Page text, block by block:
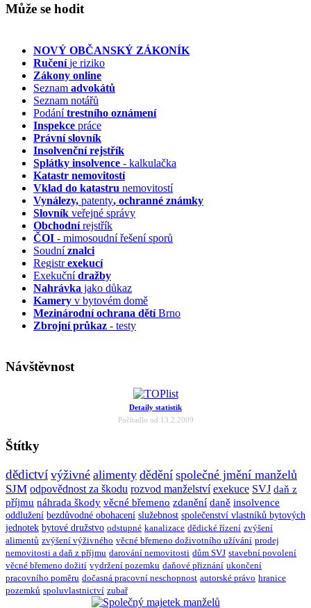
Může se hodit
NOVÝ OBČANSKÝ ZÁKONÍK
Ručeníje riziko
Zákony online
Seznam advokátů
Seznam notářů
Podánítrestního oznámení
Inspekce práce
Právní slovník
Insolvenčnírejstřík
Splátky insolvence - kalkulačka
Katastr nemovitostí
Vklad do katastru nemovitostí
Vynálezy, patenty, ochranné známky
Slovník veřejné správy
Obchodnírejstřík
ČOI - mimosoudní řešení sporů
Soudníznalci
Registrexekucí
Exekučnídražby
Nahrávka jako důkaz
Kamery v bytovém domě
Mezinárodní ochrana dětíBrno
Zbrojní průkaz - testy
Návštěvnost
Detaily statistik
Počítadlo od 13.2.2009
Štítky
dědictví výživné alimenty dědění společné jmění manželů
SJM odpovědnost za škodu rozvod manželství exekuce SVJ daň z
příjmu náhrada škody věcné břemeno zdanění daně insolvence
oddlužení bezdůvodné obohacení služebnost společenství vlastníků bytových
jednotek bytové družstvo odstupné kanalizace dědické řízení zvýšení
alimentů zvýšení výživného věcné břemeno doživotního užívání prodej
nemovitosti a daň z příjmu darování nemovitosti dům SVJ stavební povolení
věcné břemeno dožití vydržení pozemku daňové přiznání ukončení
pracovního poměru dočasná pracovní neschopnost autorské právo hranice
pozemků spoluvlastnictví zubař